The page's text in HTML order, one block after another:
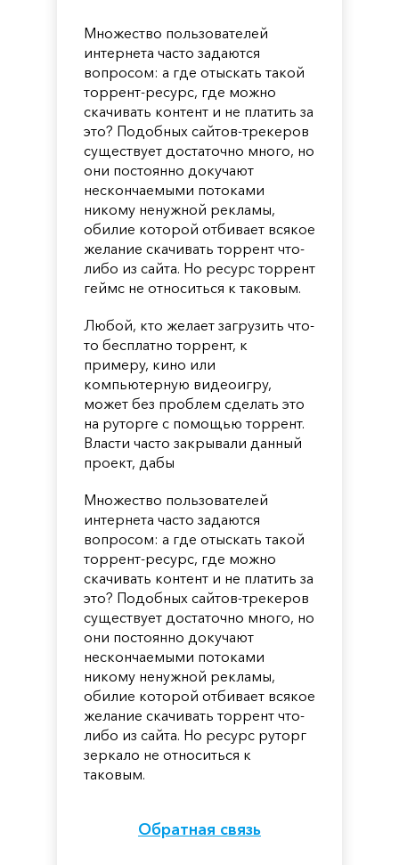
Множество пользователей
интернета часто задаются
вопросом: а где отыскать такой
торрент-ресурс, где можно
скачивать контент и не платить за
это? Подобных сайтов-трекеров
существует достаточно много, но
они постоянно докучают
нескончаемыми потоками
никому ненужной рекламы,
обилие которой отбивает всякое
желание скачивать торрент что-
либо из сайта. Но ресурс торрент
геймс не относиться к таковым.
Любой, кто желает загрузить что-
то бесплатно торрент, к
примеру, кино или
компьютерную видеоигру,
может без проблем сделать это
на руторге с помощью торрент.
Власти часто закрывали данный
проект, дабы
Множество пользователей
интернета часто задаются
вопросом: а где отыскать такой
торрент-ресурс, где можно
скачивать контент и не платить за
это? Подобных сайтов-трекеров
существует достаточно много, но
они постоянно докучают
нескончаемыми потоками
никому ненужной рекламы,
обилие которой отбивает всякое
желание скачивать торрент что-
либо из сайта. Но ресурс руторг
зеркало не относиться к
таковым.
Обратная связь